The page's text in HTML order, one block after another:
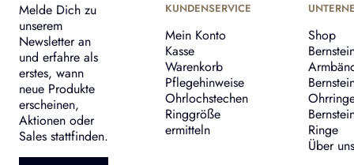
Melde Dich zu
unserem
Newsletter an
und erfahre als
erstes, wann
neue Produkte
erscheinen,
Aktionen oder
Sales stattfinden.
KUNDENSERVICE
Mein Konto
Kasse
Warenkorb
Pflegehinweise
Ohrlochstechen
Ringgröße
ermitteln
Shop
Ringe
Über uns